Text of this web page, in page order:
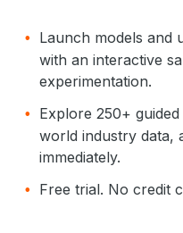
Launch models and
with an interactive
experimentation.
Explore 250+
world industry data,
immediately.
Free trial. No credit